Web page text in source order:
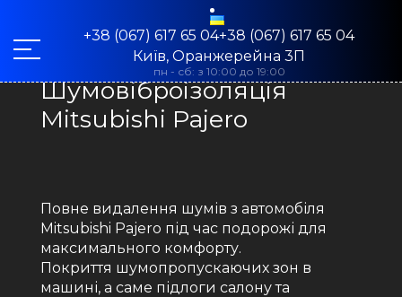
+38 (067) 617 65 04+38 (067) 617 65 04
Київ, Оранжерейна 3П
пн - сб: з 10:00 до 19:00
Шумовіброізоляція
Mitsubishi Pajero
Повне видалення шумів з автомобіля
Mitsubishi Pajero під час подорожі для
максимального комфорту.
Покриття шумопропускаючих зон в
машині, а саме підлоги салону та